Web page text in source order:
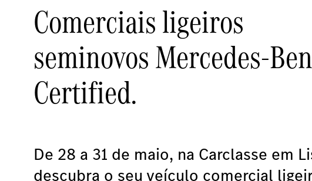
Comerciais ligeiros
seminovos Mercedes-
Certified.
De 28 a 31 de maio, na Carclasse em
descubra o seu veículo comercial